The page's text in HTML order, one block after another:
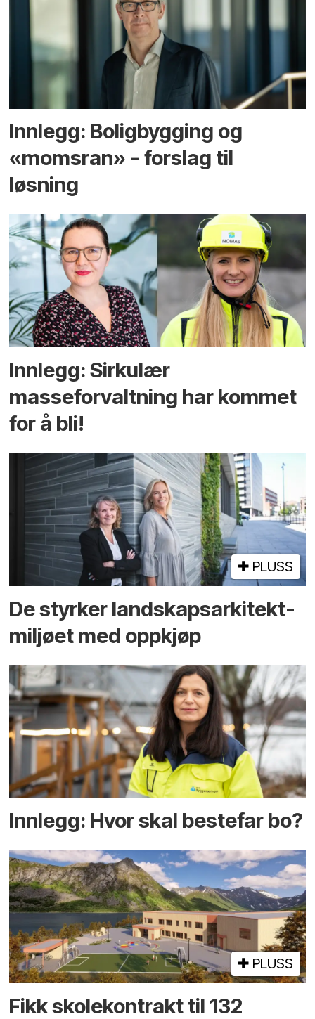
Innlegg: Boligbygging og
«momsran» - forslag til
løsning
Innlegg: Sirkulær
masseforvaltning har kommet
for å bli!
PLUSS
De styrker landskaps­arkitekt­
miljøet med oppkjøp
Innlegg: Hvor skal bestefar bo?
PLUSS
Fikk skole­kontrakt til 132